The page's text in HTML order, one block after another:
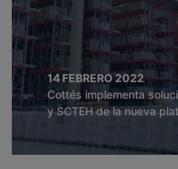
14 FEBRERO 2022
Cottés implementa
y SCTEH de la nueva